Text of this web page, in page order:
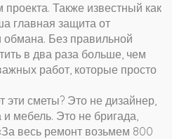
проекта. Также известный как
главная защита от
обмана. Без правильной
в два раза больше, чем
работ, которые просто
эти сметы? Это не дизайнер,
мебель. Это не бригада,
весь ремонт возьмем 800